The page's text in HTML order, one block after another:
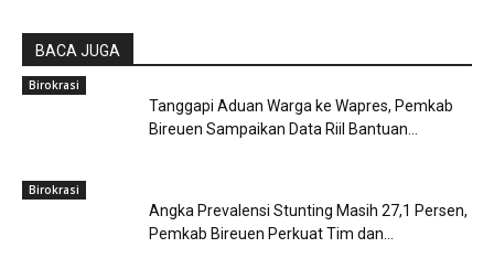
BACA JUGA
Birokrasi
Tanggapi Aduan Warga ke Wapres, Pemkab
Bireuen Sampaikan Data Riil Bantuan...
Birokrasi
Angka Prevalensi Stunting Masih 27,1 Persen,
Pemkab Bireuen Perkuat Tim dan...